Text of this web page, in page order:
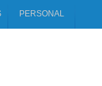
PERSONAL